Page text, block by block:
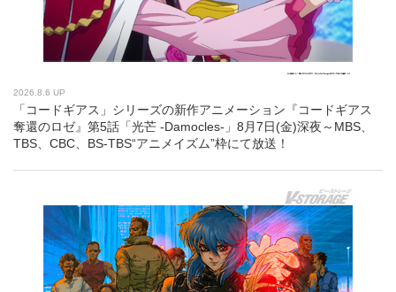
2026.8.6 UP
「コードギアス」シリーズの新作アニメーション『コードギアス
奪還のロゼ』第5話「光芒 -Damocles-」8月7日(金)深夜～MBS、
TBS、CBC、BS-TBS“アニメイズム”枠にて放送！